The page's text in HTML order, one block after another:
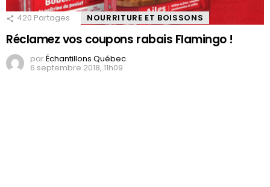
420 Partages NOURRITURE ET BOISSONS
Réclamez vos coupons rabais Flamingo !
parÉchantillons Québec
6 septembre 2018, 11h09